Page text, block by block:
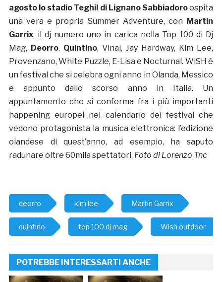
agosto lo stadio Teghil di Lignano Sabbiadoroospita
una vera e propria Summer Adventure, con Martin
Garrix, il dj numero uno in carica nella Top 100 di Dj
Mag, Deorro, Quintino, Vinai, Jay Hardway, Kim Lee,
Provenzano, White Puzzle, E-Lisa e Nocturnal. WiSH è
un festival che si celebra ogni anno in Olanda, Messico
e appunto dallo scorso anno in Italia. Un
appuntamento che si conferma fra i più importanti
happening europei nel calendario dei festival che
vedono protagonista la musica elettronica: l’edizione
olandese di quest’anno, ad esempio, ha saputo
radunare oltre 60mila spettatori. Foto di Lorenzo Tnc
deorro kim lee Martin Garrix
quintino top 100 dj mag Wish outdoor
POTREBBE INTERESSARTI ANCHE